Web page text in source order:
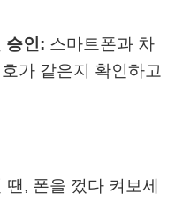
승인: 스마트폰과 차
가 같은지 확인하고
, 폰을 껐다 켜보세